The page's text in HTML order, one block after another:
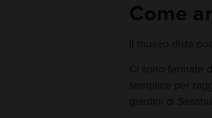
Come
Il museo dista
Ci sono fermate
semplice per
giardini di Sesshu.